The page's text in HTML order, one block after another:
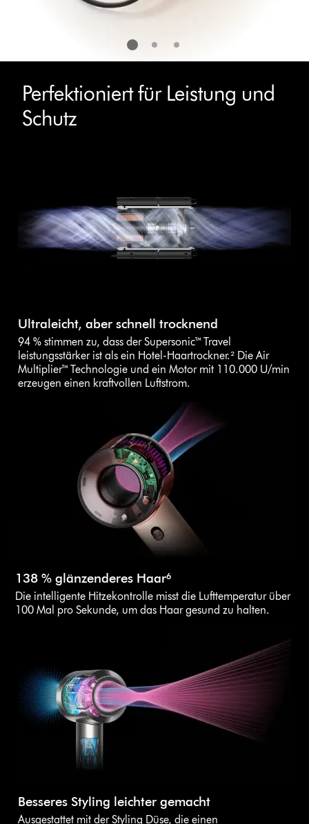
Perfektioniert für Leistung und
Schutz
Ultraleicht, aber schnell trocknend
94 % stimmen zu, dass der Supersonic™ Travel
leistungsstärker ist als ein Hotel-Haartrockner.² Die Air
Multiplier™ Technologie und ein Motor mit 110.000 U/min
erzeugen einen kraftvollen Luftstrom.
138 % glänzenderes Haar⁶
Die intelligente Hitzekontrolle misst die Lufttemperatur über
100 Mal pro Sekunde, um das Haar gesund zu halten.
Besseres Styling leichter gemacht
Ausgestattet mit der Styling Düse, die einen